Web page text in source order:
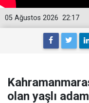
22:17
05 Ağustos 2026
olan yaşlı